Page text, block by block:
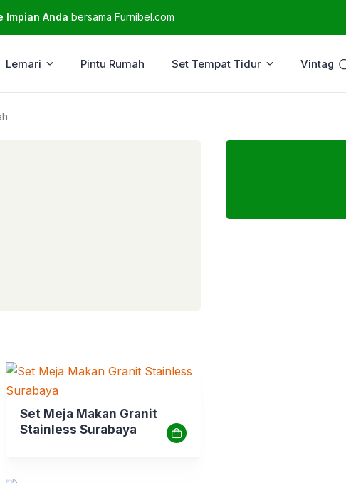
Impian Anda bersama Furnibel.com
Lemari Pintu Rumah Set Tempat Tidur Vintage
Set Meja Makan Granit
Stainless Surabaya